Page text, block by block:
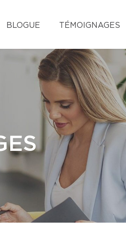
BLOGUE TÉMOIGNAGES